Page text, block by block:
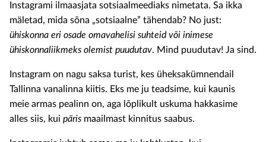
Instagrami ilmaasjata sotsiaalmeediaks nimetata. Sa ikka
mäletad, mida sõna „sotsiaalne” tähendab? No just:
ühiskonna eri osade omavahelisi suhteid või inimese
ühiskonnaliikmeks olemist puudutav. Mind puudutav! Ja sind.
Instagram on nagu saksa turist, kes üheksakümnendail
Tallinna vanalinna kiitis. Eks me ju teadsime, kui kaunis
meie armas pealinn on, aga lõplikult uskuma hakkasime
alles siis, kui päris maailmast kinnitus saabus.